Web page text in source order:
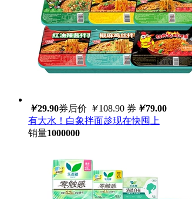
￥29.90券后价 ￥108.90 券 ￥79.00
有大水！白象拌面趁现在快囤上
销量1000000